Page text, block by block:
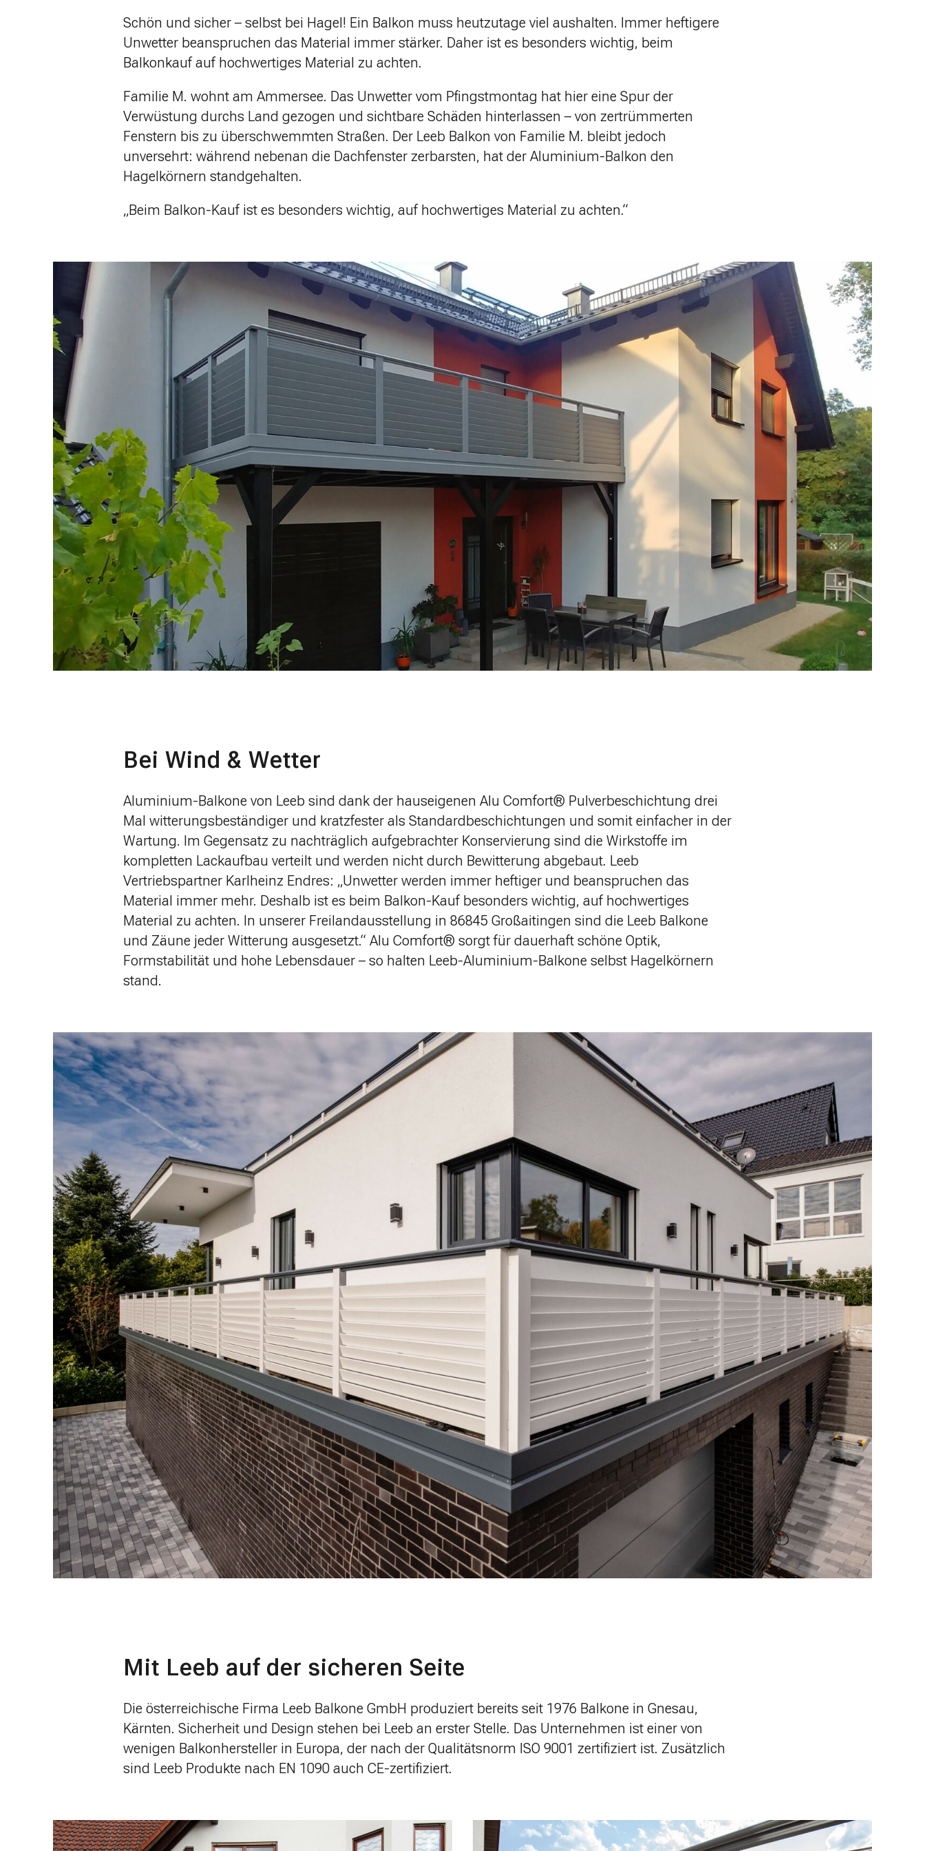
Schön und sicher – selbst bei Hagel! Ein Balkon muss heutzutage viel aushalten. Immer heftigere
Unwetter beanspruchen das Material immer stärker. Daher ist es besonders wichtig, beim
Balkonkauf auf hochwertiges Material zu achten.
Familie M. wohnt am Ammersee. Das Unwetter vom Pfingstmontag hat hier eine Spur der
Verwüstung durchs Land gezogen und sichtbare Schäden hinterlassen – von zertrümmerten
Fenstern bis zu überschwemmten Straßen. Der Leeb Balkon von Familie M. bleibt jedoch
unversehrt: während nebenan die Dachfenster zerbarsten, hat der Aluminium-Balkon den
Hagelkörnern standgehalten.
„Beim Balkon-Kauf ist es besonders wichtig, auf hochwertiges Material zu achten.“
Bei Wind & Wetter
Aluminium-Balkone von Leeb sind dank der hauseigenen Alu Comfort® Pulverbeschichtung drei
Mal witterungsbeständiger und kratzfester als Standardbeschichtungen und somit einfacher in der
Wartung. Im Gegensatz zu nachträglich aufgebrachter Konservierung sind die Wirkstoffe im
kompletten Lackaufbau verteilt und werden nicht durch Bewitterung abgebaut. Leeb
Vertriebspartner Karlheinz Endres: „Unwetter werden immer heftiger und beanspruchen das
Material immer mehr. Deshalb ist es beim Balkon-Kauf besonders wichtig, auf hochwertiges
Material zu achten. In unserer Freilandausstellung in 86845 Großaitingen sind die Leeb Balkone
und Zäune jeder Witterung ausgesetzt.“Alu Comfort® sorgt für dauerhaft schöne Optik,
Formstabilität und hohe Lebensdauer – so halten Leeb-Aluminium-Balkone selbst Hagelkörnern
stand.
Mit Leeb auf der sicheren Seite
Die österreichische Firma Leeb Balkone GmbH produziert bereits seit 1976 Balkone in Gnesau,
Kärnten. Sicherheit und Design stehen bei Leeb an erster Stelle. Das Unternehmen ist einer von
wenigen Balkonhersteller in Europa, der nach der Qualitätsnorm ISO 9001 zertifiziert ist. Zusätzlich
sind Leeb Produkte nach EN 1090 auch CE-zertifiziert.